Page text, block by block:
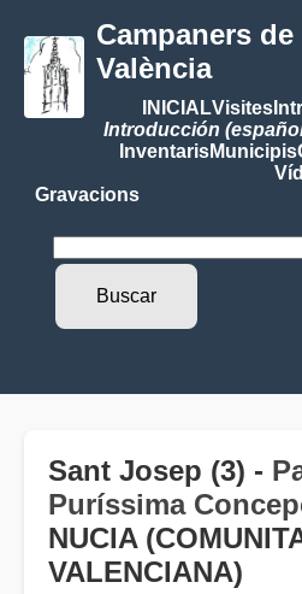
Campaners
València
INICIALVisites
Introducción
InventarisMunicipis
Gravacions
Sant Josep (3) -
Puríssima
NUCIA
VALENCIANA)